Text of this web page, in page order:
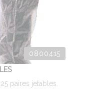
0800415
paires jetables.